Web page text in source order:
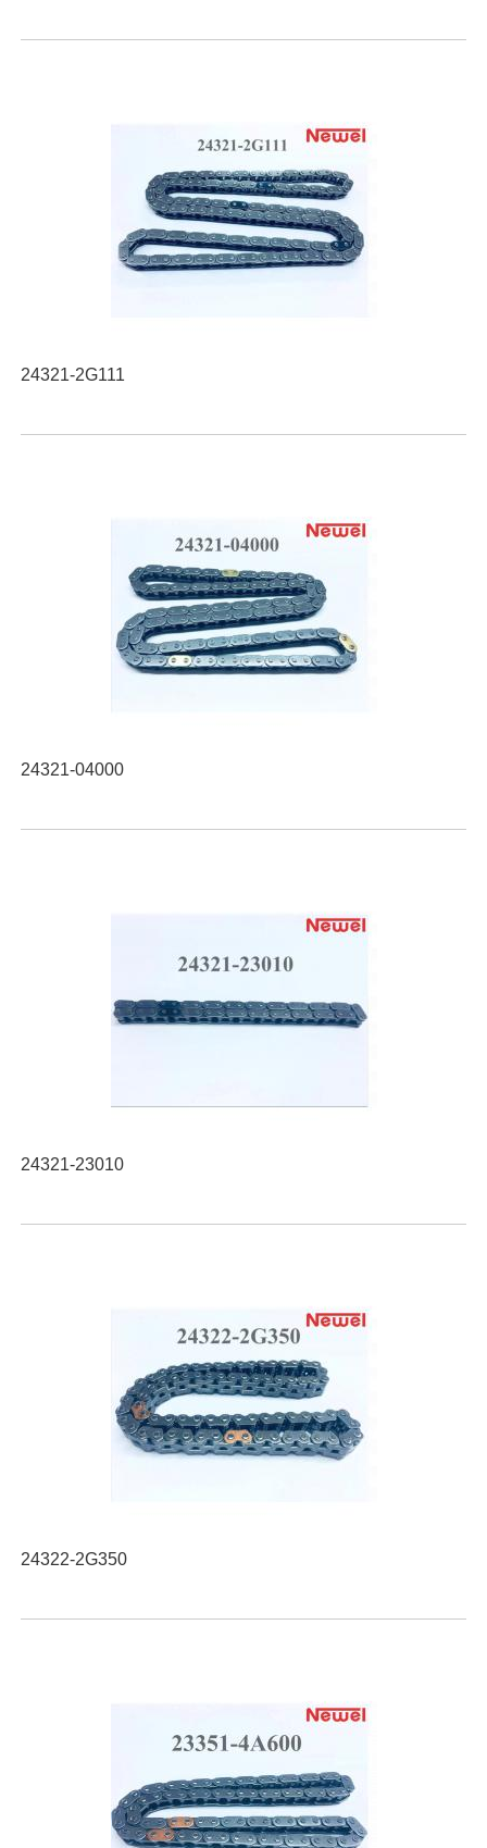
24321-2G111
24321-04000
24321-23010
24322-2G350